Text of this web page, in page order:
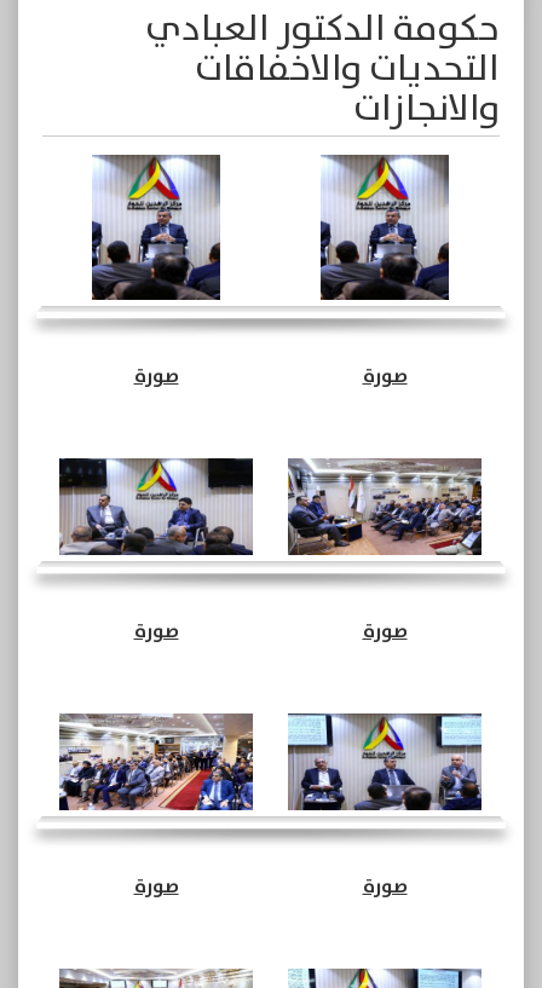
حكومة الدكتور العبادي
التحديات والاخفاقات
والانجازات
صورة صورة
صورة صورة
صورة صورة